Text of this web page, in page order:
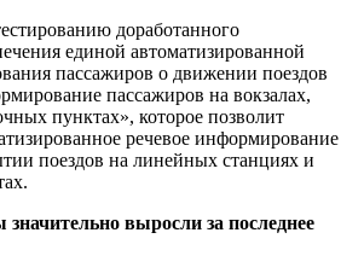
доработанного
единой автоматизированной
пассажиров о движении поездов
пассажиров на вокзалах,
пунктах», которое позволит
речевое информирование
поездов на линейных станциях и
выросли за последнее